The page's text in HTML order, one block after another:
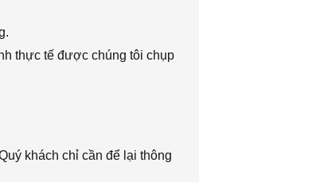
thực tế được chúng tôi chụp
khách chỉ cần để lại thông